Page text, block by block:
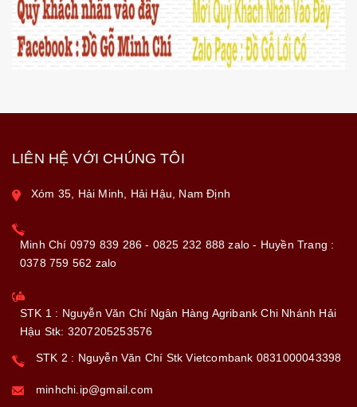
LIÊN HỆ VỚI CHÚNG TÔI
Xóm 35, Hải Minh, Hải Hậu, Nam Định
Minh Chí 0979 839 286 - 0825 232 888 zalo - Huyền Trang :
0378 759 562 zalo
STK 1 : Nguyễn Văn Chí Ngân Hàng Agribank Chi Nhánh Hải
Hậu Stk: 3207205253576
STK 2 : Nguyễn Văn Chí Stk Vietcombank 0831000043398
minhchi.ip@gmail.com